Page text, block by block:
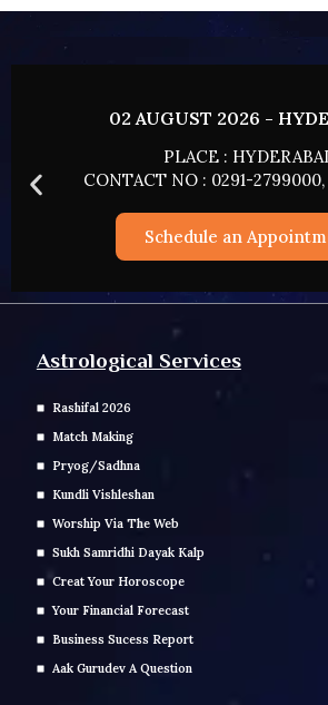
02 AUGUST 2026 -
PLACE :
CONTACT NO : 0291-2799000,
Schedule an
Astrological Services
Rashifal 2026
Match Making
Pryog/Sadhna
Kundli Vishleshan
Worship Via The Web
Sukh Samridhi Dayak Kalp
Creat Your Horoscope
Your Financial Forecast
Business Sucess Report
Aak Gurudev A Question